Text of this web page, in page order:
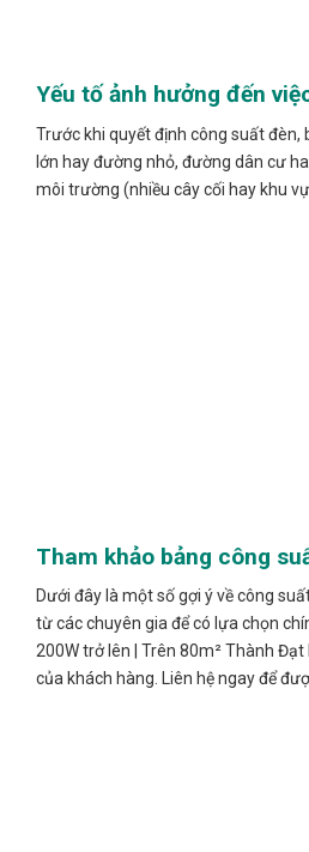
Yếu tố ảnh hưởng đến
Trước khi quyết định công suất
lớn hay đường nhỏ, đường dân cư
môi trường (nhiều cây cối hay khu
Tham khảo bảng công
Dưới đây là một số gợi ý về công
từ các chuyên gia để có lựa chọn
200W trở lên | Trên 80m² Thành
của khách hàng. Liên hệ ngay để